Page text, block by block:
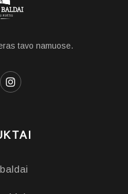
tavo namuose.